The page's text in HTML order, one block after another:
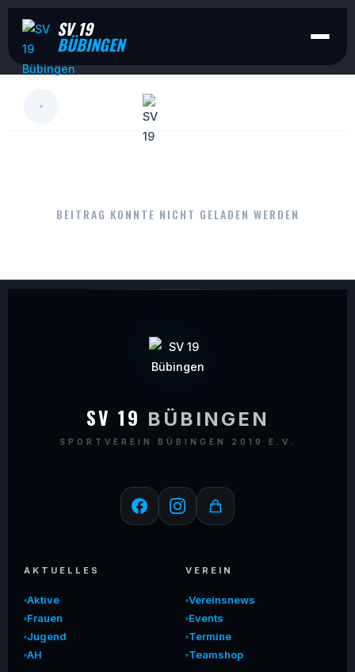
SV 19
BÜBINGEN
BEITRAG KONNTE NICHT GELADEN WERDEN
SV 19 BÜBINGEN
SPORTVEREIN BÜBINGEN 2019 E.V.
AKTUELLES
Aktive
Frauen
Jugend
AH
VEREIN
Vereinsnews
Events
Termine
Teamshop